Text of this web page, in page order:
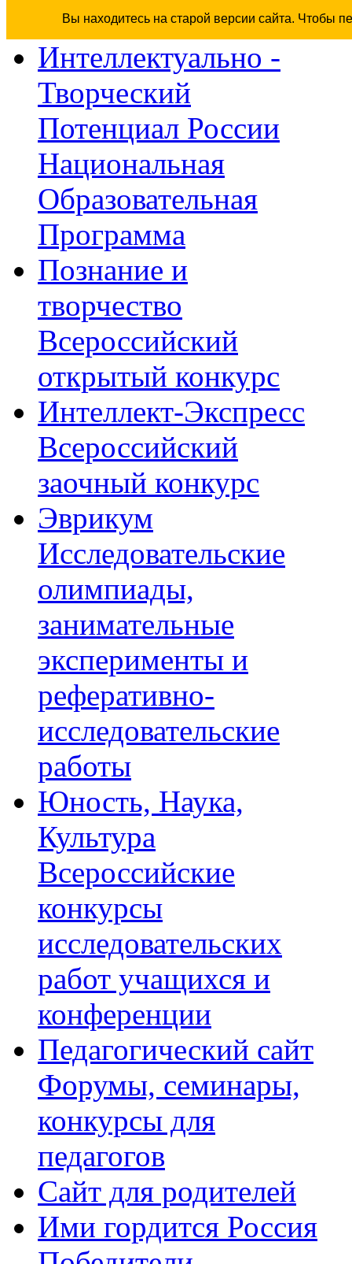
Вы находитесь на старой версии сайта. Чтобы
Интеллектуально -
Творческий
Потенциал России
Национальная
Образовательная
Программа
Познание и
творчество
Всероссийский
открытый конкурс
Интеллект-Экспресс
Всероссийский
заочный конкурс
Эврикум
Исследовательские
олимпиады,
занимательные
эксперименты и
реферативно-
исследовательские
работы
Юность, Наука,
Культура
Всероссийские
конкурсы
исследовательских
работ учащихся и
конференции
Педагогический сайт
Форумы, семинары,
конкурсы для
педагогов
Сайт для родителей
Ими гордится Россия